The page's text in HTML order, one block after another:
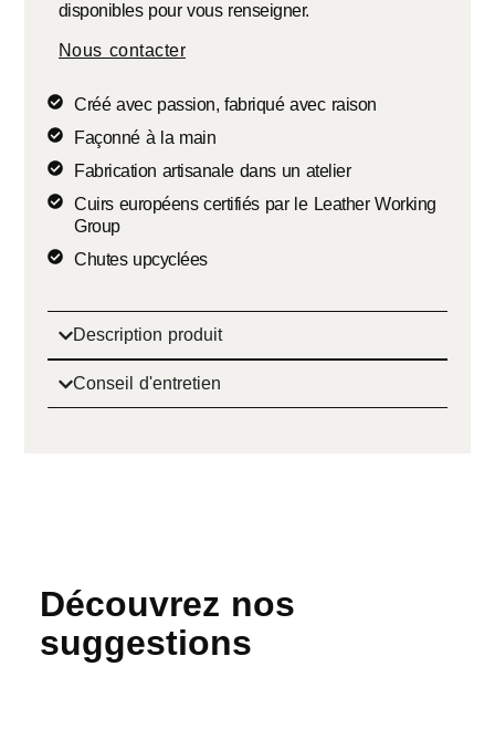
disponibles pour vous renseigner.
Nous contacter
Créé avec passion, fabriqué avec raison
Façonné à la main
Fabrication artisanale dans un atelier
Cuirs européens certifiés par le Leather Working
Group
Chutes upcyclées
Description produit
Conseil d'entretien
Découvrez nos
suggestions